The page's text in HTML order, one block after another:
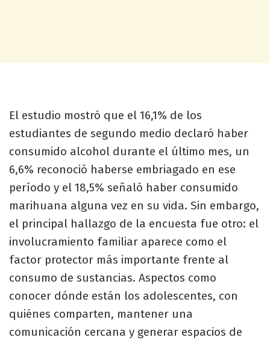
El estudio mostró que el 16,1% de los
estudiantes de segundo medio declaró haber
consumido alcohol durante el último mes, un
6,6% reconoció haberse embriagado en ese
período y el 18,5% señaló haber consumido
marihuana alguna vez en su vida. Sin embargo,
el principal hallazgo de la encuesta fue otro: el
involucramiento familiar aparece como el
factor protector más importante frente al
consumo de sustancias. Aspectos como
conocer dónde están los adolescentes, con
quiénes comparten, mantener una
comunicación cercana y generar espacios de